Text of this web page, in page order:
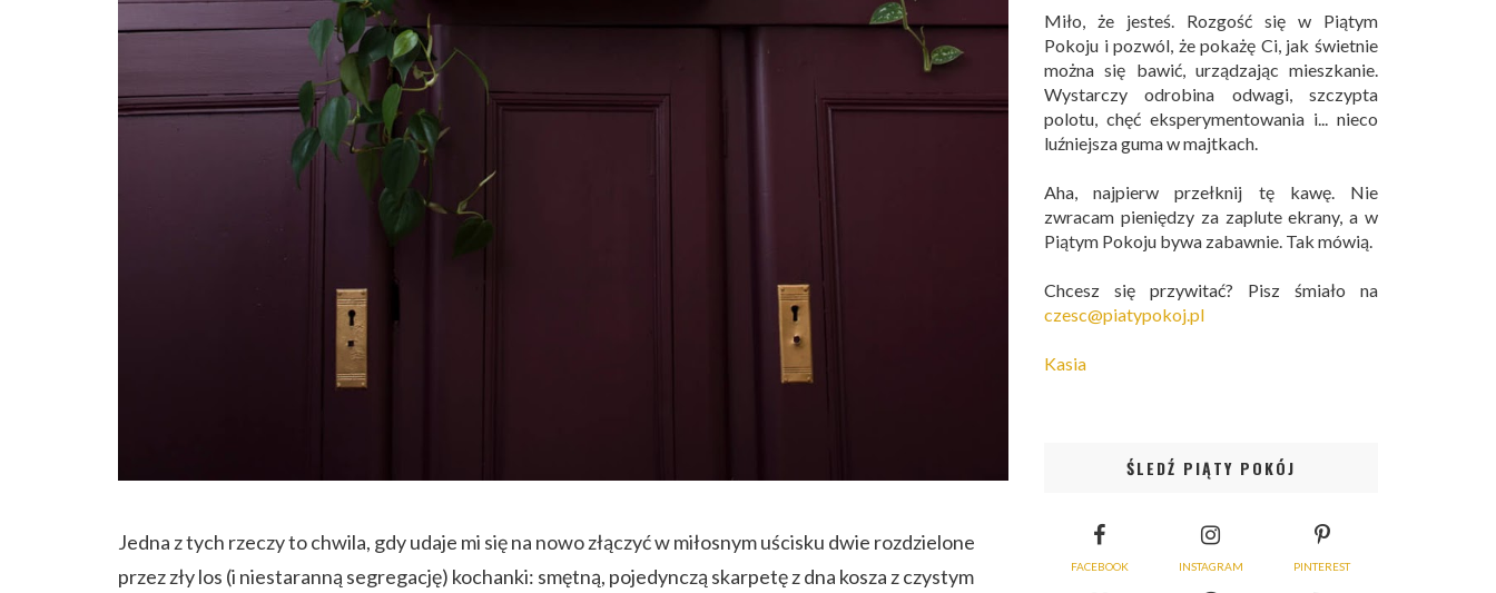
Jedna z tych rzeczy to chwila, gdy udaje mi się na nowo złączyć w miłosnym uścisku dwie rozdzielone
przez zły los (i niestaranną segregację) kochanki: smętną, pojedynczą skarpetę z dna kosza z czystym
Miło, że jesteś. Rozgość się w Piątym
Pokoju i pozwól, że pokażę Ci, jak świetnie
można się bawić, urządzając mieszkanie.
Wystarczy odrobina odwagi, szczypta
polotu, chęć eksperymentowania i... nieco
luźniejsza guma w majtkach.
Aha, najpierw przełknij tę kawę. Nie
zwracam pieniędzy za zaplute ekrany, a w
Piątym Pokoju bywa zabawnie. Tak mówią.
Chcesz się przywitać? Pisz śmiało na
czesc@piatypokoj.pl
Kasia
ŚLEDŹ PIĄTY POKÓJ
FACEBOOK INSTAGRAM PINTEREST